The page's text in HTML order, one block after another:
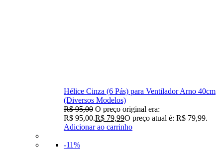
Hélice Cinza (6 Pás) para Ventilador Arno 40cm
(Diversos Modelos)
R$95,00 O preço original era:
R$ 95,00.R$ 79,99O preço atual é: R$ 79,99.
Adicionar ao carrinho
-11%